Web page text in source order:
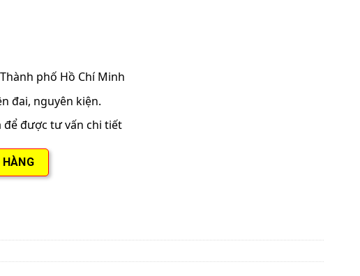
phố Hồ Chí Minh
đai, nguyên kiện.
để được tư vấn chi tiết
inverter FDR250PY1/RZUR250PY1 96.000BTU số lượng